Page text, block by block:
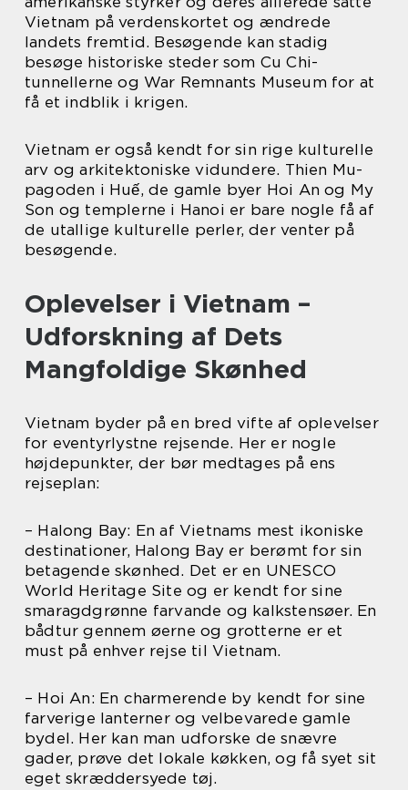
Vietnam på verdenskortet og ændrede
landets fremtid. Besøgende kan stadig
besøge historiske steder som Cu Chi-
tunnellerne og War Remnants Museum for at
få et indblik i krigen.
Vietnam er også kendt for sin rige kulturelle
arv og arkitektoniske vidundere. Thien Mu-
pagoden i Huế, de gamle byer Hoi An og My
Son og templerne i Hanoi er bare nogle få af
de utallige kulturelle perler, der venter på
besøgende.
Oplevelser i Vietnam –
Udforskning af Dets
Mangfoldige Skønhed
Vietnam byder på en bred vifte af oplevelser
for eventyrlystne rejsende. Her er nogle
højdepunkter, der bør medtages på ens
rejseplan:
– Halong Bay: En af Vietnams mest ikoniske
destinationer, Halong Bay er berømt for sin
betagende skønhed. Det er en UNESCO
World Heritage Site og er kendt for sine
smaragdgrønne farvande og kalkstensøer. En
bådtur gennem øerne og grotterne er et
must på enhver rejse til Vietnam.
– Hoi An: En charmerende by kendt for sine
farverige lanterner og velbevarede gamle
bydel. Her kan man udforske de snævre
gader, prøve det lokale køkken, og få syet sit
eget skræddersyede tøj.